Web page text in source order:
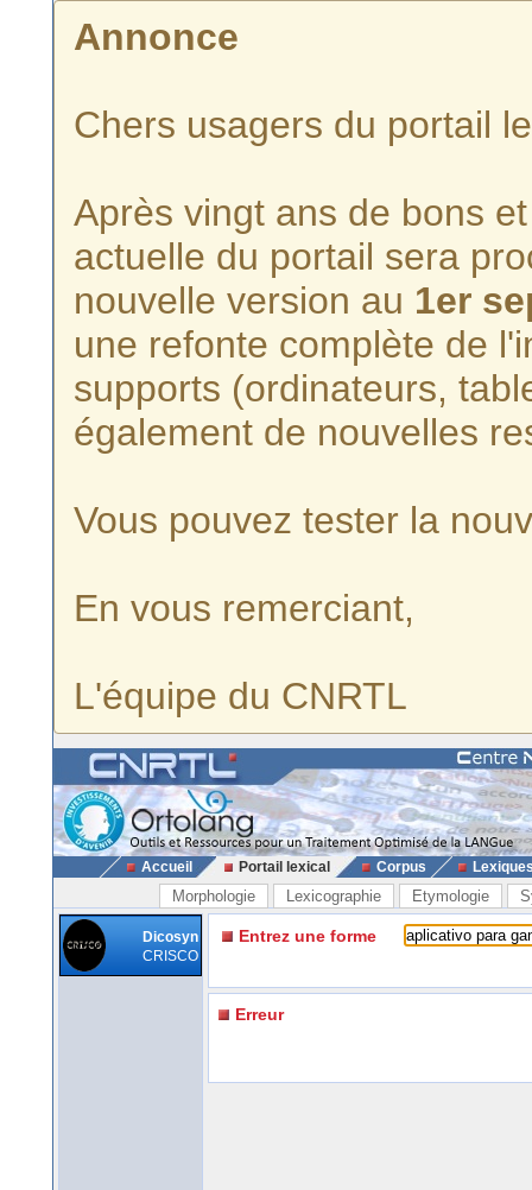
Annonce
Chers usagers du portail
Après vingt ans de bons
actuelle du portail sera
nouvelle version au 1er
une refonte complète de
supports (ordinateurs,
également de nouvelles
Vous pouvez tester la
En vous remerciant,
L'équipe du CNRTL
Accueil Portail lexical Corpus
Morphologie Lexicographie Etymologie
Dicosyn
CRISCO
Entrez une forme
Erreur